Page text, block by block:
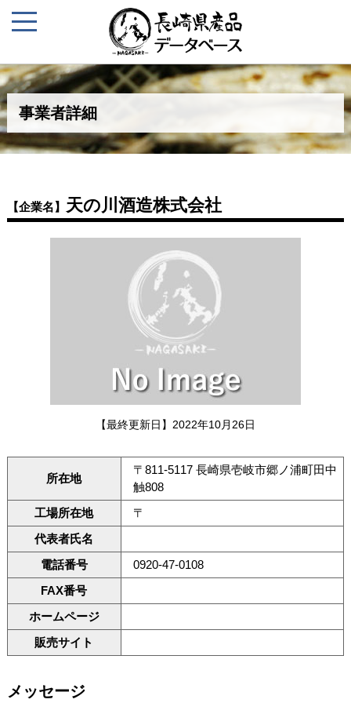
事業者詳細
【企業名】 天の川酒造株式会社
【最終更新日】2022年10月26日
所在地
〒811-5117 長崎県壱岐市郷ノ浦町田中
触808
工場所在地
〒
代表者氏名
電話番号
0920-47-0108
FAX番号
ホームページ
販売サイト
メッセージ